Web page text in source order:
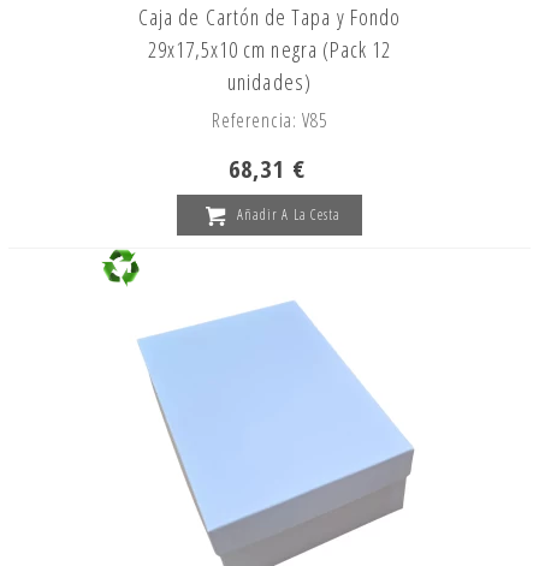
Caja de Cartón de Tapa y Fondo
29x17,5x10 cm negra (Pack 12
unidades)
Referencia: V85
68,31 €
Añadir A La Cesta